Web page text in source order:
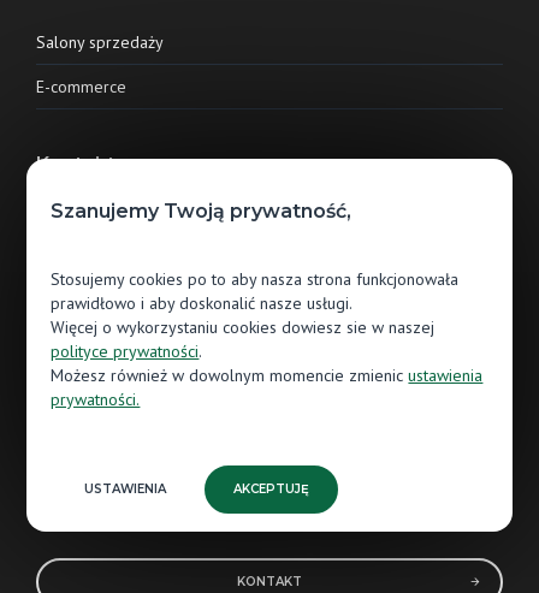
Salony sprzedaży
E-commerce
Kontakt
Jawor-Parkiet sp. z o.o.
13-300 Nowe Miasto Lubawskie
56 474 80 85
NIP: 8771485608
REGON: 522505664
KONTAKT
Szanujemy Twoją prywatność,
Stosujemy cookies po to aby nasza strona funkcjonowała
prawidłowo i aby doskonalić nasze usługi.
Więcej o wykorzystaniu cookies dowiesz sie w naszej
polityce prywatności.
Możesz również w dowolnym momencie zmienicustawienia
prywatności.
USTAWIENIA AKCEPTUJĘ